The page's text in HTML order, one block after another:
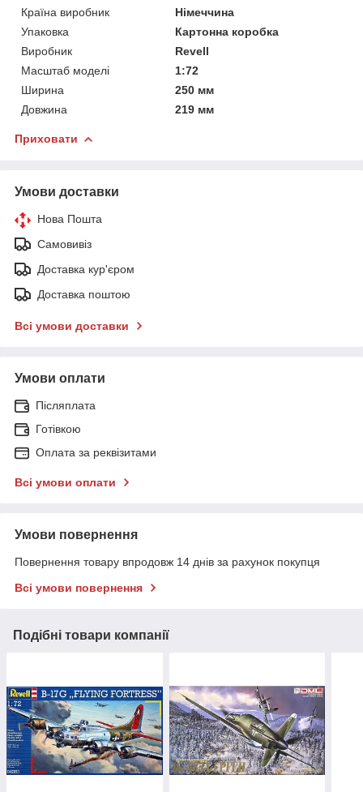
Країна виробник
Німеччина
Упаковка
Картонна коробка
Виробник
Revell
Масштаб моделі
1:72
Ширина
250 мм
Довжина
219 мм
Приховати
Умови доставки
Нова Пошта
Самовивіз
Доставка кур'єром
Доставка поштою
Всі умови доставки
Умови оплати
Післяплата
Готівкою
Оплата за реквізитами
Всі умови оплати
Умови повернення
Повернення товару впродовж 14 днів за рахунок покупця
Всі умови повернення
Подібні товари компанії